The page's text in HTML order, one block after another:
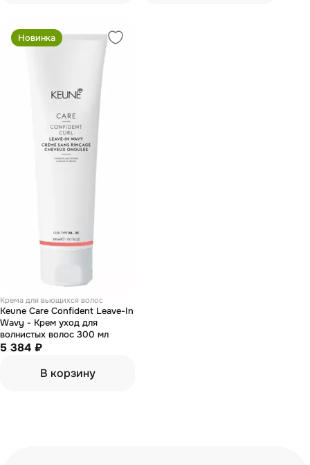
Новинка
Крема для вьющихся волос
Keune Care Confident Leave-In
Wavy - Крем уход для
волнистых волос 300 мл
5 384 ₽
В корзину